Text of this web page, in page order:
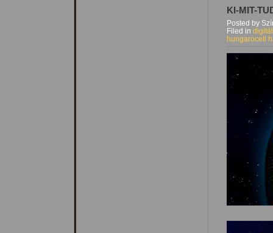
KI-MIT-
Posted by
Filed in
hungarocell